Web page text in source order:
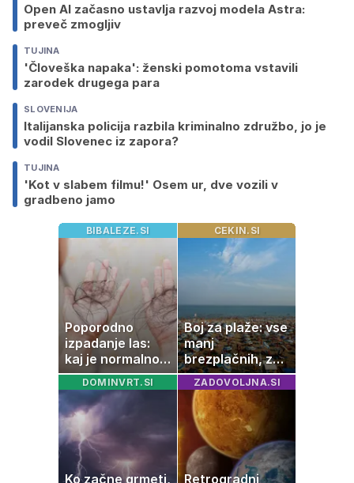
Open AI začasno ustavlja razvoj modela Astra:
preveč zmogljiv
TUJINA
'Človeška napaka': ženski pomotoma vstavili
zarodek drugega para
SLOVENIJA
Italijanska policija razbila kriminalno združbo, jo je
vodil Slovenec iz zapora?
TUJINA
'Kot v slabem filmu!' Osem ur, dve vozili v
gradbeno jamo
BIBALEZE.SI
Poporodno
izpadanje las:
kaj je normalno
in kako si
pomagati
CEKIN.SI
Boj za plaže: vse
manj
brezplačnih, za
ležalnik in
senčnik tudi več
kot 40 evrov
DOMINVRT.SI
Ko začne grmeti,
ZADOVOLJNA.SI
Retrogradni